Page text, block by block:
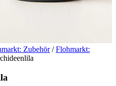
Zubehör/Flohmarkt: